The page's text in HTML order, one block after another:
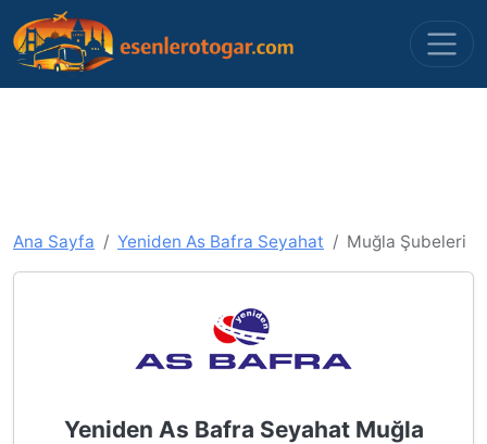
Ana Sayfa Yeniden As Bafra Seyahat Muğla Şubeleri
Yeniden As Bafra Seyahat Muğla